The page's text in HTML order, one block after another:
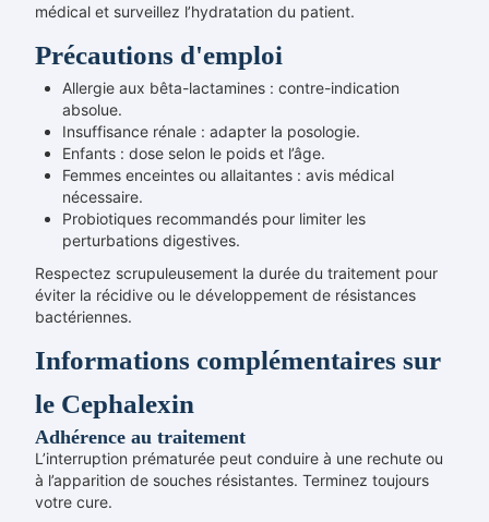
médical et surveillez l’hydratation du patient.
Précautions d'emploi
Allergie aux bêta-lactamines : contre-indication
absolue.
Insuffisance rénale : adapter la posologie.
Enfants : dose selon le poids et l’âge.
Femmes enceintes ou allaitantes : avis médical
nécessaire.
Probiotiques recommandés pour limiter les
perturbations digestives.
Respectez scrupuleusement la durée du traitement pour
éviter la récidive ou le développement de résistances
bactériennes.
Informations complémentaires sur
le Cephalexin
Adhérence au traitement
L’interruption prématurée peut conduire à une rechute ou
à l’apparition de souches résistantes. Terminez toujours
votre cure.